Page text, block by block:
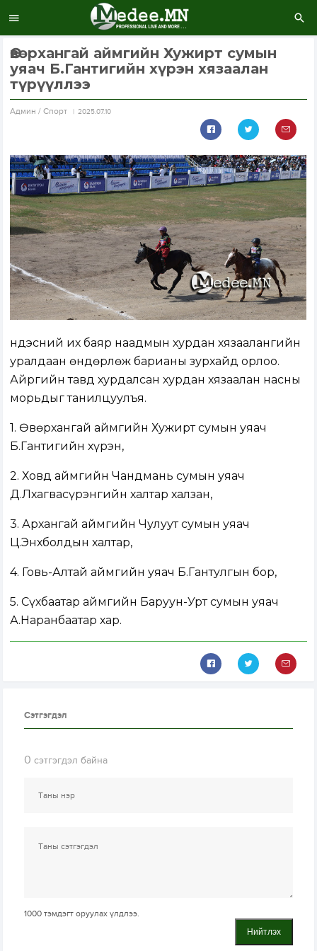
Өвөрхангай аймгийн Хужирт сумын
уяач Б.Гантигийн хүрэн хязаалан
түрүүллээ
Aдмин / Спорт 2025.07.10
Үндэсний их баяр наадмын хурдан хязаалангийн
уралдаан өндөрлөж барианы зурхайд орлоо.
Айргийн тавд хурдалсан хурдан хязаалан насны
морьдыг танилцуулъя.
1. Өвөрхангай аймгийн Хужирт сумын уяач
Б.Гантигийн хүрэн,
2. Ховд аймгийн Чандмань сумын уяач
Д.Лхагвасүрэнгийн халтар халзан,
3. Архангай аймгийн Чулуут сумын уяач
Ц.Энхболдын халтар,
4. Говь-Алтай аймгийн уяач Б.Гантулгын бор,
5. Сүхбаатар аймгийн Баруун-Урт сумын уяач
А.Наранбаатар хар.
Сэтгэгдэл
0 сэтгэгдэл байна
1000 тэмдэгт оруулах үлдлээ.
Нийтлэх